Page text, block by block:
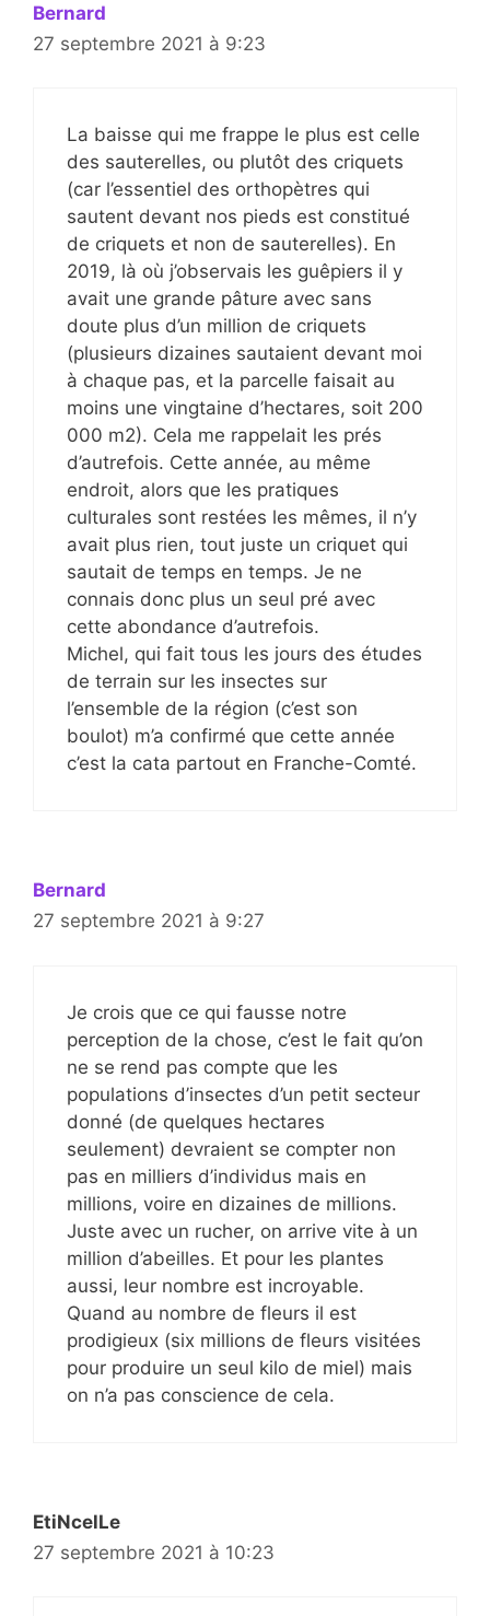
Bernard
27 septembre 2021 à 9:23
La baisse qui me frappe le plus est celle
des sauterelles, ou plutôt des criquets
(car l’essentiel des orthopètres qui
sautent devant nos pieds est constitué
de criquets et non de sauterelles). En
2019, là où j’observais les guêpiers il y
avait une grande pâture avec sans
doute plus d’un million de criquets
(plusieurs dizaines sautaient devant moi
à chaque pas, et la parcelle faisait au
moins une vingtaine d’hectares, soit 200
000 m2). Cela me rappelait les prés
d’autrefois. Cette année, au même
endroit, alors que les pratiques
culturales sont restées les mêmes, il n’y
avait plus rien, tout juste un criquet qui
sautait de temps en temps. Je ne
connais donc plus un seul pré avec
cette abondance d’autrefois.
Michel, qui fait tous les jours des études
de terrain sur les insectes sur
l’ensemble de la région (c’est son
boulot) m’a confirmé que cette année
c’est la cata partout en Franche-Comté.
Bernard
27 septembre 2021 à 9:27
Je crois que ce qui fausse notre
perception de la chose, c’est le fait qu’on
ne se rend pas compte que les
populations d’insectes d’un petit secteur
donné (de quelques hectares
seulement) devraient se compter non
pas en milliers d’individus mais en
millions, voire en dizaines de millions.
Juste avec un rucher, on arrive vite à un
million d’abeilles. Et pour les plantes
aussi, leur nombre est incroyable.
Quand au nombre de fleurs il est
prodigieux (six millions de fleurs visitées
pour produire un seul kilo de miel) mais
on n’a pas conscience de cela.
EtiNcelLe
27 septembre 2021 à 10:23